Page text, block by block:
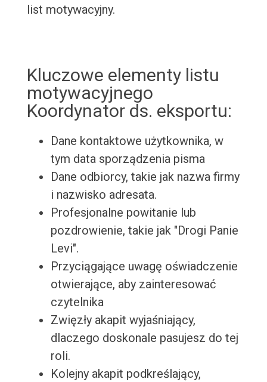
list motywacyjny.
Kluczowe elementy listu
motywacyjnego
Koordynator ds. eksportu:
Dane kontaktowe użytkownika, w
tym data sporządzenia pisma
Dane odbiorcy, takie jak nazwa firmy
i nazwisko adresata.
Profesjonalne powitanie lub
pozdrowienie, takie jak "Drogi Panie
Levi".
Przyciągające uwagę oświadczenie
otwierające, aby zainteresować
czytelnika
Zwięzły akapit wyjaśniający,
dlaczego doskonale pasujesz do tej
roli.
Kolejny akapit podkreślający,